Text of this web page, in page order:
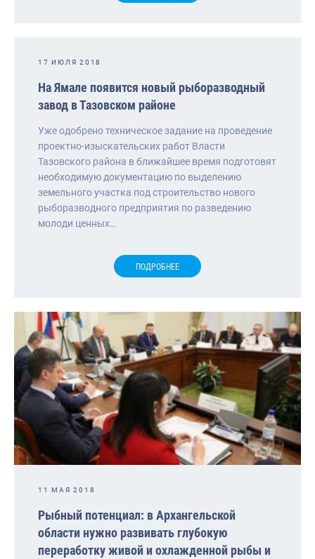
17 ИЮЛЯ 2018
На Ямале появится новый рыборазводный
завод в Тазовском районе
Уже одобрено техническое задание на проведение
проектно-изыскательских работ Власти
Тазовского района в ближайшее время подготовят
необходимую документацию по выделению
земельного участка под строительство нового
рыборазводного предприятия по разведению
молоди ценных…
ПОДРОБНЕЕ
11 МАЯ 2018
Рыбный потенциал: в Архангельской
области нужно развивать глубокую
переработку живой и охлажденной рыбы и